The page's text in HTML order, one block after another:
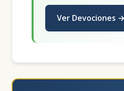
Ver Devociones →